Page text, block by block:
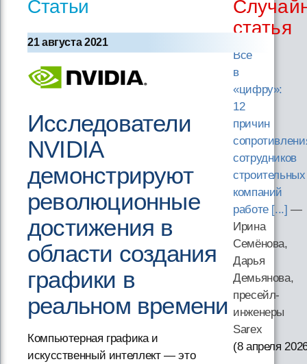
Статьи
21 августа 2021
Исследователи
NVIDIA
демонстрируют
революционные
достижения в
области создания
графики в
реальном времени
Компьютерная графика и
искусственный интеллект — это
статья
Все
в
«цифру»:
12
причин
сотрудников
строительных
компаний
работе [...] —
Ирина
Семёнова,
Дарья
Демьянова,
пресейл-
инженеры
Sarex
(8 апреля